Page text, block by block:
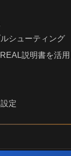
シューティング
説明書を活用
定